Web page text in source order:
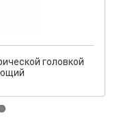
головкой